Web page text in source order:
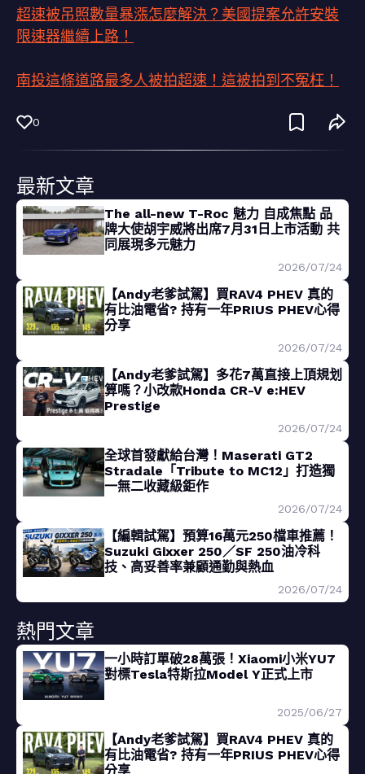
超速被吊照數量暴漲怎麼解決？美國提案允許安裝
限速器繼續上路！
南投這條道路最多人被拍超速！這被拍到不冤枉！
0
最新文章
The all-new T-Roc 魅力 自成焦點 品
牌大使胡宇威將出席7月31日上市活動 共
同展現多元魅力
2026/07/24
【Andy老爹試駕】買RAV4 PHEV 真的
有比油電省? 持有一年PRIUS PHEV心得
分享
2026/07/24
【Andy老爹試駕】多花7萬直接上頂規划
算嗎？小改款Honda CR-V e:HEV
Prestige
2026/07/24
全球首發獻給台灣！Maserati GT2
Stradale「Tribute to MC12」打造獨
一無二收藏級鉅作
2026/07/24
【編輯試駕】預算16萬元250檔車推薦！
Suzuki Gixxer 250／SF 250油冷科
技、高妥善率兼顧通勤與熱血
2026/07/24
熱門文章
一小時訂單破28萬張！Xiaomi小米YU7
對標Tesla特斯拉Model Y正式上市
2025/06/27
【Andy老爹試駕】買RAV4 PHEV 真的
有比油電省? 持有一年PRIUS PHEV心得
分享